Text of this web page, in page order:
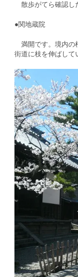
散歩がてら確認し
●関地蔵院
満開です。境内の
街道に枝を伸ばして